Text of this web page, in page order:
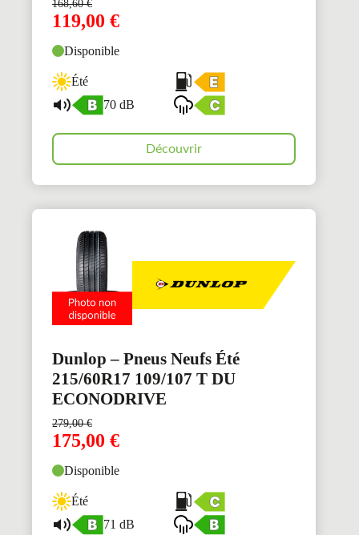
168,60€
119,00 €
Disponible
Été
70 dB
Découvrir
Dunlop – Pneus Neufs Été
215/60R17 109/107 T DU
ECONODRIVE
279,00€
175,00 €
Disponible
Été
71 dB